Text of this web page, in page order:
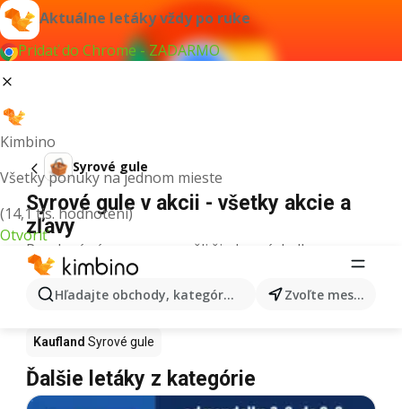
Aktuálne letáky vždy po ruke
Pridať do Chrome - ZADARMO
Kimbino
Všetky ponuky na jednom mieste
(14,1 tis. hodnotení)
Otvoriť
Hľadajte obchody, kategórie, produkty... Zvoľte mesto
Syrové gule
Syrové gule v akcii - všetky akcie a
zľavy
Pre daný výraz sme nenašli žiadne výsledky.
Syrové gule v akcii - Kde kúpiť?
Tesco Syrové gule Lidl Syrové gule
Kaufland Syrové gule
Ďalšie letáky z kategórie